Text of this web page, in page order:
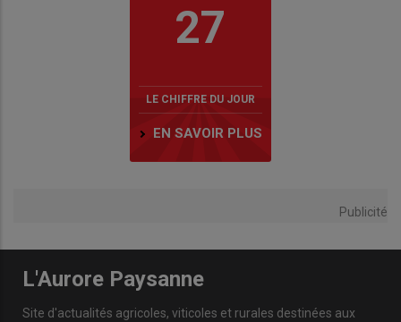
27
LE CHIFFRE DU JOUR
EN SAVOIR PLUS
Publicité
L'Aurore Paysanne
Site d'actualités agricoles, viticoles et rurales destinées aux